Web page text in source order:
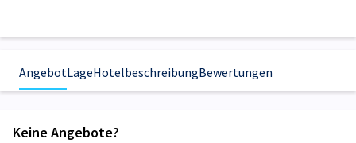
AngebotLageHotelbeschreibungBewertungen
Keine Angebote?